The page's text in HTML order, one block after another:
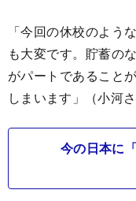
「今回の休校のよう
も大変です。貯蓄の
がパートであること
しまいます」（小河さ
今の日本に